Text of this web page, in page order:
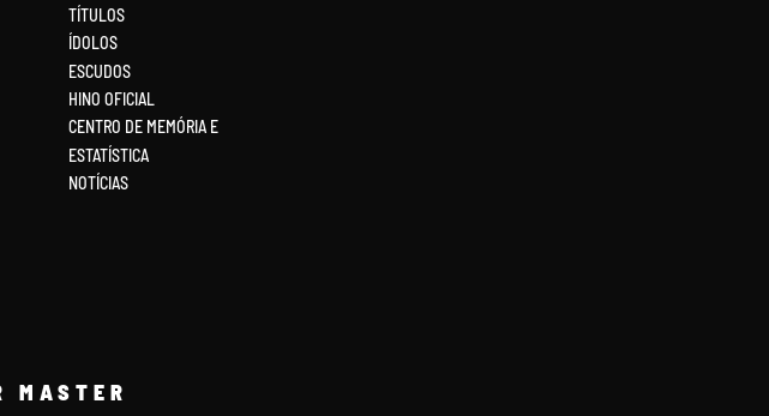
TÍTULOS
ÍDOLOS
ESCUDOS
HINO OFICIAL
CENTRO DE MEMÓRIA E
ESTATÍSTICA
NOTÍCIAS
MASTER